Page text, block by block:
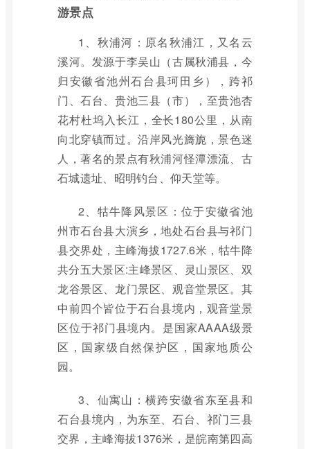
游景点
1、秋浦河：原名秋浦江，又名云
溪河。发源于李吴山（古属秋浦县，今
归安徽省池州石台县珂田乡），跨祁
门、石台、贵池三县（市），至贵池杏
花村杜坞入长江，全长180公里，从南
向北穿镇而过。沿岸风光旖旎，景色迷
人，著名的景点有秋浦河怪潭漂流、古
石城遗址、昭明钓台、仰天堂等。
2、牯牛降风景区：位于安徽省池
州市石台县大演乡，地处石台县与祁门
县交界处，主峰海拔1727.6米，牯牛降
共分五大景区:主峰景区、灵山景区、双
龙谷景区、龙门景区、观音堂景区。其
中前四个皆位于石台县境内，观音堂景
区位于祁门县境内。是国家AAAA级景
区，国家级自然保护区，国家地质公
园。
3、仙寓山：横跨安徽省东至县和
石台县境内，为东至、石台、祁门三县
交界，主峰海拔1376米，是皖南第四高